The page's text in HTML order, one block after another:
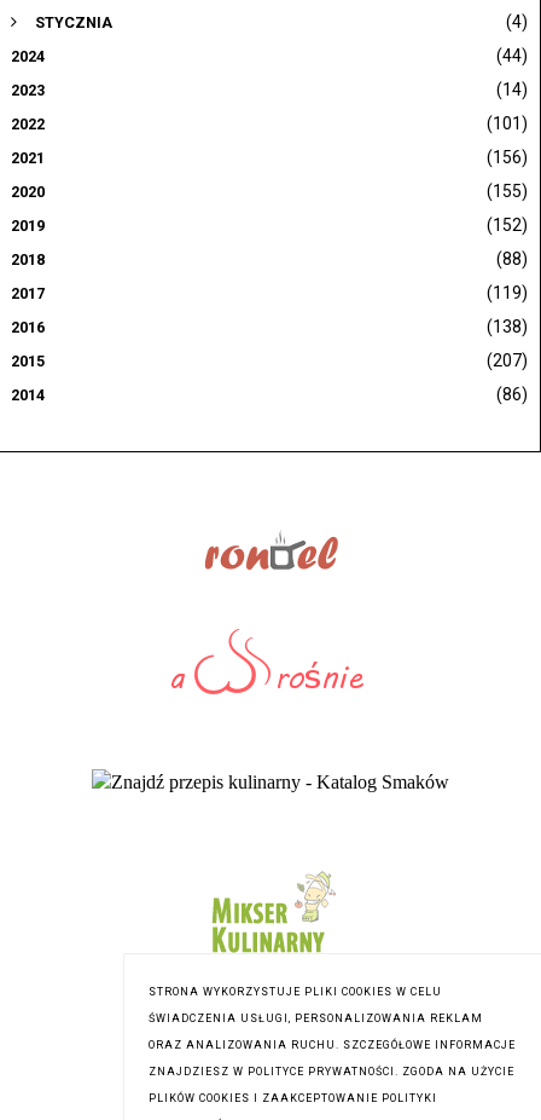
STYCZNIA (4)
2024 (44)
2023 (14)
2022 (101)
2021 (156)
2020 (155)
2019 (152)
2018 (88)
2017 (119)
2016 (138)
2015 (207)
2014 (86)
STRONA WYKORZYSTUJE PLIKI COOKIES W CELU
ŚWIADCZENIA USŁUGI, PERSONALIZOWANIA REKLAM
ORAZ ANALIZOWANIA RUCHU. SZCZEGÓŁOWE INFORMACJE
ZNAJDZIESZ W POLITYCE PRYWATNOŚCI. ZGODA NA UŻYCIE
PLIKÓW COOKIES I ZAAKCEPTOWANIE POLITYKI